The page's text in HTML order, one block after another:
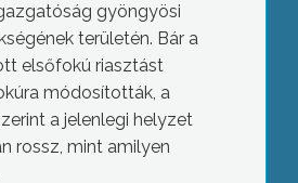
gyöngyösi
területén. Bár a
elsőfokú riasztást
módosították, a
a jelenlegi helyzet
rossz, mint amilyen